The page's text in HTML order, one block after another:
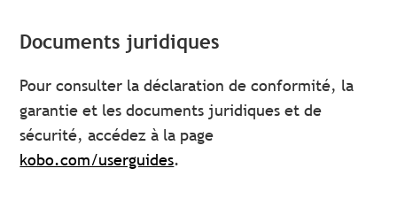
Documents juridiques
Pour consulter la déclaration de conformité, la
garantie et les documents juridiques et de
sécurité, accédez à la page
kobo.com/userguides.